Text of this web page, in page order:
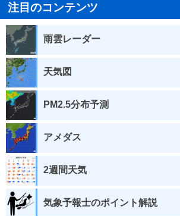
注目のコンテンツ
雨雲レーダー
天気図
PM2.5分布予測
アメダス
2週間天気
気象予報士のポイント解説